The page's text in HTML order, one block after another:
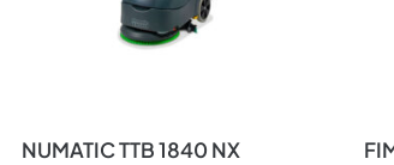
NUMATIC TTB 1840 NX